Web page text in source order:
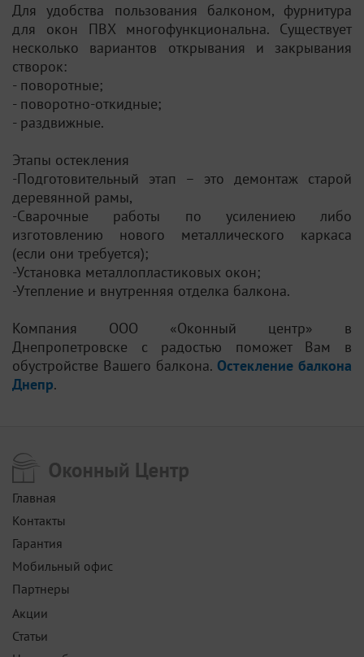
Для удобства пользования балконом, фурнитура
для окон ПВХ многофункциональна. Существует
несколько вариантов открывания и закрывания
створок:
- поворотные;
- поворотно-откидные;
- раздвижные.
Этапы остекления
-Подготовительный этап – это демонтаж старой
деревянной рамы,
-Сварочные работы по усилениею либо
изготовлению нового металлического каркаса
(если они требуется);
-Установка металлопластиковых окон;
-Утепление и внутренняя отделка балкона.
Компания ООО «Оконный центр» в
Днепропетровске с радостью поможет Вам в
обустройстве Вашего балкона. Остекление балкона
Днепр.
Главная
Контакты
Гарантия
Мобильный офис
Партнеры
Акции
Статьи